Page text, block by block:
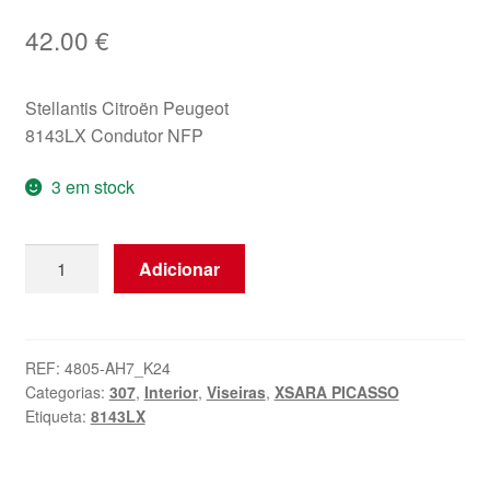
42.00 €
Stellantis Citroën Peugeot
8143LX Condutor NFP
3 em stock
esquerdo
Citroën
Peugeot
Adicionar
REF: 4805-AH7_K24
Categorias: 307, Interior, Viseiras, XSARA PICASSO
Etiqueta: 8143LX